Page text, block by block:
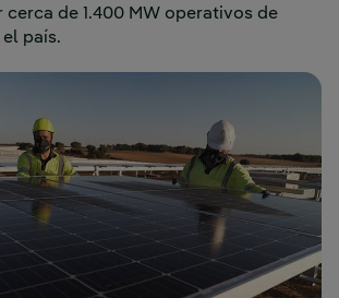
cerca de 1.400 MW operativos de
país.